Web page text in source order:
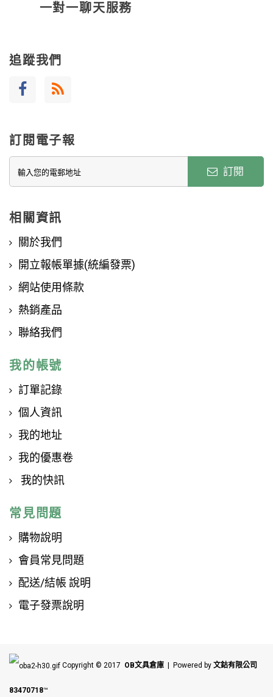
一對一聊天服務
追蹤我們
訂閱電子報
訂閱
相關資訊
關於我們
開立報帳單據(統編發票)
網站使用條款
熱銷產品
聯絡我們
我的帳號
訂單記錄
個人資訊
我的地址
我的優惠卷
我的快訊
常見問題
購物說明
會員常見問題
配送/結帳 說明
電子發票說明
Copyright © 2017 OB文具倉庫 | Powered by 文鈷有限公司
83470718™